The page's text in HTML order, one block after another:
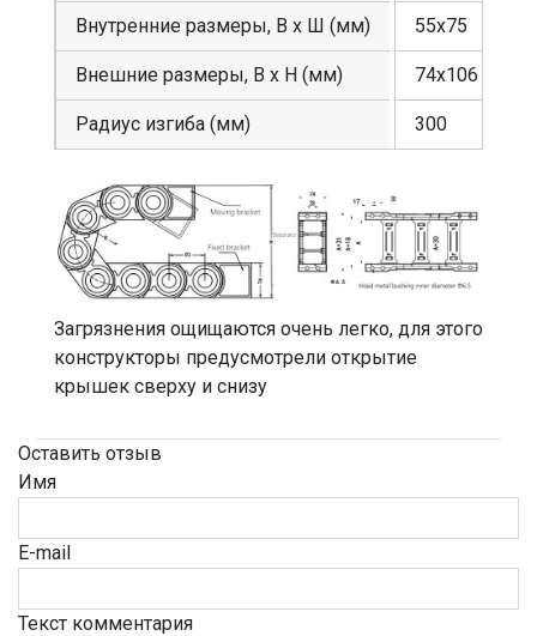
Внутренние размеры, В х Ш (мм)
Внешние размеры, В х Н (мм)
Радиус изгиба (мм)
55х75
74х106
300
Загрязнения ощищаются очень легко, для этого
конструкторы предусмотрели открытие
крышек сверху и снизу
Оставить отзыв
Имя
E-mail
Текст комментария